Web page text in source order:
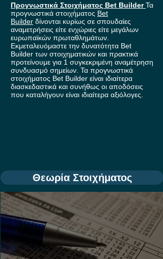
Προγνωστικά Στοιχήματος Bet BuilderΤα
προγνωστικά στοιχήματος Bet
Builder δίνονται κυρίως σε σπουδαίες
αναμετρήσεις είτε ενχώριες είτε μεγάλων
ευρωπαϊκών πρωταθλημάτων.
Εκμεταλευόμαστε την δυνατότητα Bet
Builder των στοιχηματικών και πρακτικά
προτείνουμε για 1 συγκεκριμένη αναμέτρηση
συνδυασμό σημείων. Τα προγνωστικά
στοιχήματος Bet Builder είναι ιδιαίτερα
διασκεδαστικά και συνήθως οι αποδόσεις
που καταλήγουν είναι ιδιαίτερα αξιόλογες.
Θεωρία Στοιχήματος